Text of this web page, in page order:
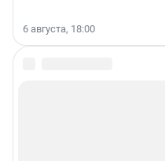
6 августа, 18:00